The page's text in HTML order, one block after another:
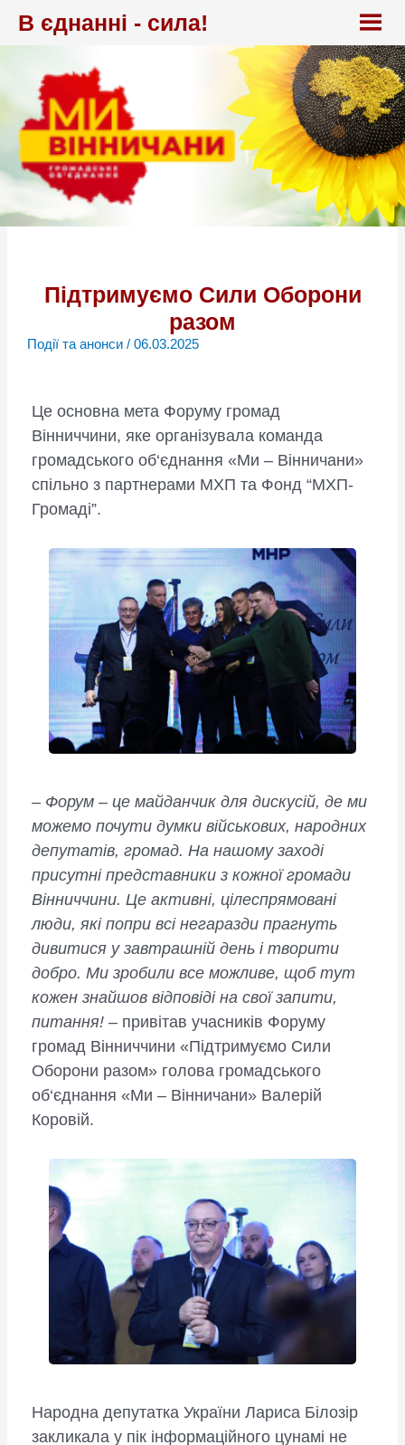
В єднанні - сила!
Підтримуємо Сили Оборони
разом
Події та анонси/ 06.03.2025
Це основна мета Форуму громад
Вінниччини, яке організувала команда
громадського об‘єднання «Ми – Вінничани»
спільно з партнерами МХП та Фонд “МХП-
Громаді”.
– Форум – це майданчик для дискусій, де ми
можемо почути думки військових, народних
депутатів, громад. На нашому заході
присутні представники з кожної громади
Вінниччини. Це активні, цілеспрямовані
люди, які попри всі негаразди прагнуть
дивитися у завтрашній день і творити
добро. Ми зробили все можливе, щоб тут
кожен знайшов відповіді на свої запити,
питання! – привітав учасників Форуму
громад Вінниччини «Підтримуємо Сили
Оборони разом» голова громадського
об‘єднання «Ми – Вінничани» Валерій
Коровій.
Народна депутатка України Лариса Білозір
закликала у пік інформаційного цунамі не